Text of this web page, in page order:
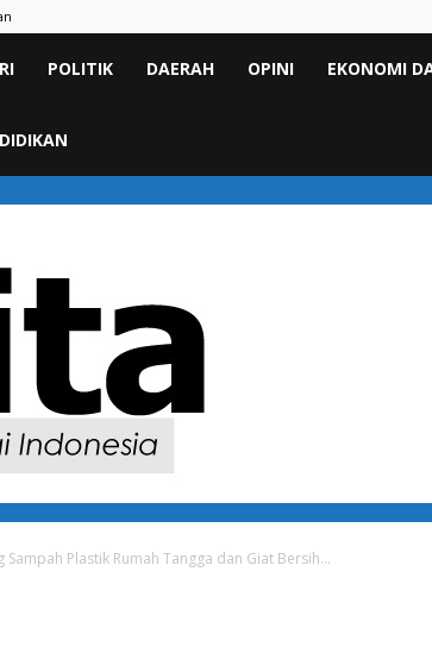
POLITIK DAERAH OPINI EKONOMI
Plastik Rumah Tangga dan Giat Bersih...